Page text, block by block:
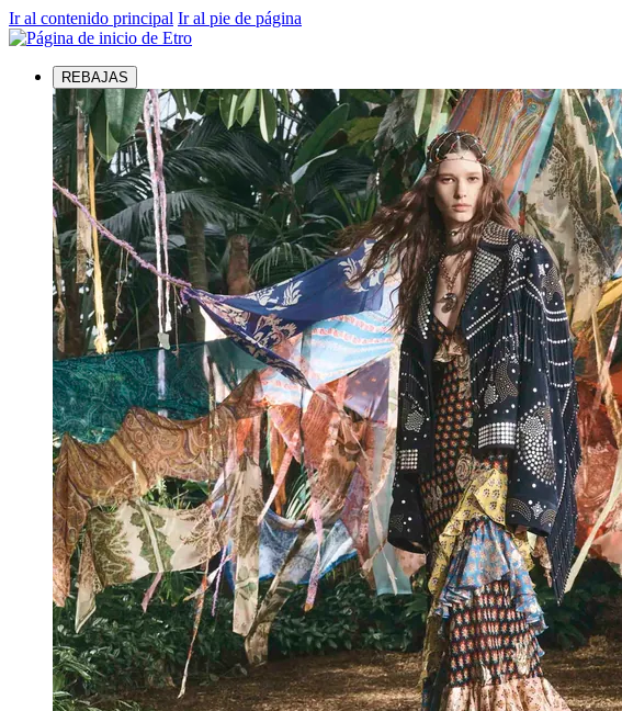
Ir al contenido principal Ir al pie de página
REBAJAS